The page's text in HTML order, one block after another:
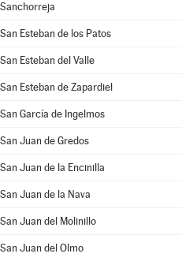
Sanchorreja
San Esteban de los Patos
San Esteban del Valle
San Esteban de Zapardiel
San García de Ingelmos
San Juan de Gredos
San Juan de la Encinilla
San Juan de la Nava
San Juan del Molinillo
San Juan del Olmo